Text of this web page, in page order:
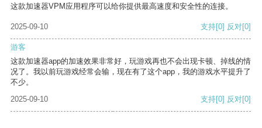
这款加速器VPM应用程序可以给你提供最高速度和安全性的连接。
2025-09-10 支持[0] 反对[0]
游客
这款加速器app的加速效果非常好，玩游戏再也不会出现卡顿、掉线的情
况了。我以前玩游戏经常会输，现在有了这个app，我的游戏水平提升了
不少。
2025-09-10
支持[0] 反对[0]